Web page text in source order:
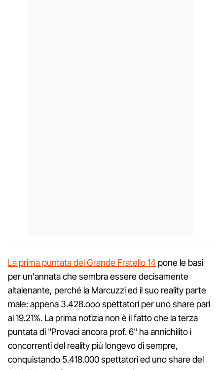
La prima puntata del Grande Fratello 14 pone le basi
per un'annata che sembra essere decisamente
altalenante, perché la Marcuzzi ed il suo reality parte
male: appena 3.428.ooo spettatori per uno share pari
al 19.21%. La prima notizia non è il fatto che la terza
puntata di "Provaci ancora prof. 6" ha annichilito i
concorrenti del reality più longevo di sempre,
conquistando 5.418.000 spettatori ed uno share del